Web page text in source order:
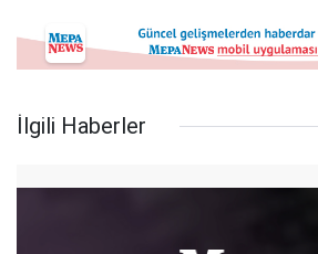
İlgili Haberler